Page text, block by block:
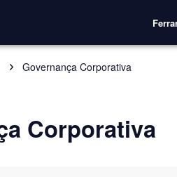
Governança Corporativa
Corporativa